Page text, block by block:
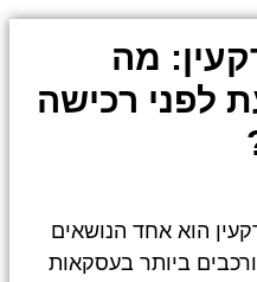
מה
לפני רכישה
הוא אחד הנושאים
ביותר בעסקאות